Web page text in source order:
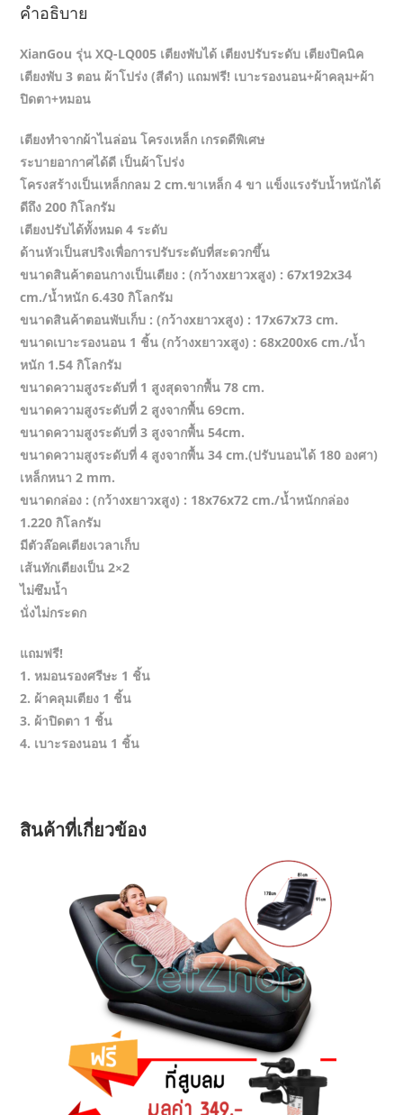
คำอธิบาย
XianGou รุ่น XQ-LQ005 เตียงพับได้ เตียงปรับระดับ เตียงปิคนิค
เตียงพับ 3 ตอน ผ้าโปร่ง (สีดำ) แถมฟรี! เบาะรองนอน+ผ้าคลุม+ผ้า
ปิดตา+หมอน
เตียงทำจากผ้าไนล่อน โครงเหล็ก เกรดดีพิเศษ
ระบายอากาศได้ดี เป็นผ้าโปร่ง
โครงสร้างเป็นเหล็กกลม 2 cm.ขาเหล็ก 4 ขา แข็งแรงรับน้ำหนักได้
ดีถึง 200 กิโลกรัม
เตียงปรับได้ทั้งหมด 4 ระดับ
ด้านหัวเป็นสปริงเพื่อการปรับระดับที่สะดวกขึ้น
ขนาดสินค้าตอนกางเป็นเตียง : (กว้างxยาวxสูง) : 67x192x34
cm./น้ำหนัก 6.430 กิโลกรัม
ขนาดสินค้าตอนพับเก็บ : (กว้างxยาวxสูง) : 17x67x73 cm.
ขนาดเบาะรองนอน 1 ชิ้น (กว้างxยาวxสูง) : 68x200x6 cm./น้ำ
หนัก 1.54 กิโลกรัม
ขนาดความสูงระดับที่ 1 สูงสุดจากพื้น 78 cm.
ขนาดความสูงระดับที่ 2 สูงจากพื้น 69cm.
ขนาดความสูงระดับที่ 3 สูงจากพื้น 54cm.
ขนาดความสูงระดับที่ 4 สูงจากพื้น 34 cm.(ปรับนอนได้ 180 องศา)
เหล็กหนา 2 mm.
ขนาดกล่อง : (กว้างxยาวxสูง) : 18x76x72 cm./น้ำหนักกล่อง
1.220 กิโลกรัม
มีตัวล๊อคเตียงเวลาเก็บ
เส้นทักเตียงเป็น 2×2
ไม่ซึมน้ำ
นั่งไม่กระดก
แถมฟรี!
1. หมอนรองศรีษะ 1 ชิ้น
2. ผ้าคลุมเตียง 1 ชิ้น
3. ผ้าปิดตา 1 ชิ้น
4. เบาะรองนอน 1 ชิ้น
สินค้าที่เกี่ยวข้อง